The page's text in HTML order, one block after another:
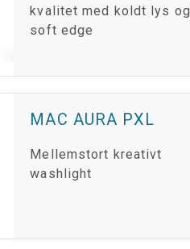
kvalitet med koldt lys og
soft edge
MAC AURA PXL
Mellemstort kreativt
washlight